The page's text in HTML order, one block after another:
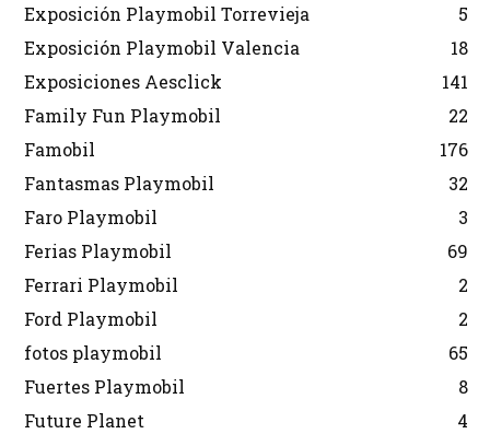
Exposición Playmobil Torrevieja
5
Exposición Playmobil Valencia
18
Exposiciones Aesclick
141
Family Fun Playmobil
22
Famobil
176
Fantasmas Playmobil
32
Faro Playmobil
3
Ferias Playmobil
69
Ferrari Playmobil
2
Ford Playmobil
2
fotos playmobil
65
Fuertes Playmobil
8
Future Planet
4